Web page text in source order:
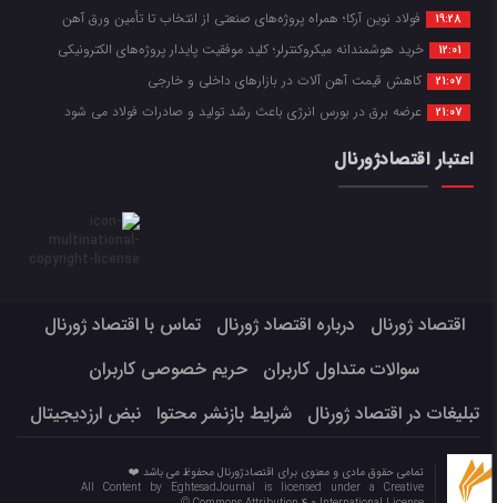
19:28 فولاد نوین آرکا؛ همراه پروژه‌های صنعتی از انتخاب تا تأمین ورق آهن
12:01 خرید هوشمندانه میکروکنترلر؛ کلید موفقیت پایدار پروژه‌های الکترونیکی
21:07 کاهش قیمت آهن آلات در بازارهای داخلی و خارجی
21:07 عرضه برق در بورس انرژی باعث رشد تولید و صادرات فولاد می شود
اعتبار اقتصادژورنال
اقتصاد ژورنال درباره اقتصاد ژورنال
تماس با اقتصاد ژورنال
سوالات متداول کاربران
حریم خصوصی کاربران
تبلیغات در اقتصاد ژورنال
شرایط بازنشر محتوا نبض ارزدیجیتال
تمامی حقوق مادی و معنوی برای اقتصادژورنال محفوظ می باشد ❤️
All Content by EghtesadJournal is licensed under a Creative